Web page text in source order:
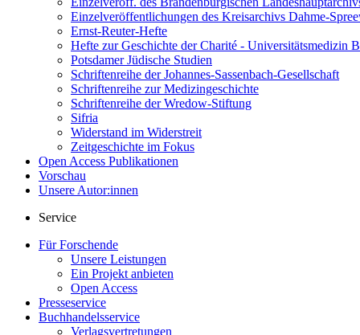
Einzelveröffentlichungen des Kreisarchivs Dahme-
Ernst-Reuter-Hefte
Hefte zur Geschichte der Charité - Universitätsmedizin
Potsdamer Jüdische Studien
Schriftenreihe der Johannes-Sassenbach-Gesellschaft
Schriftenreihe zur Medizingeschichte
Schriftenreihe der Wredow-Stiftung
Sifria
Widerstand im Widerstreit
Zeitgeschichte im Fokus
Open Access Publikationen
Vorschau
Unsere Autor:innen
Service
Für Forschende
Unsere Leistungen
Ein Projekt anbieten
Open Access
Presseservice
Buchhandelsservice
Verlagsvertretungen